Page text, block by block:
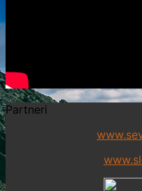
Partneri